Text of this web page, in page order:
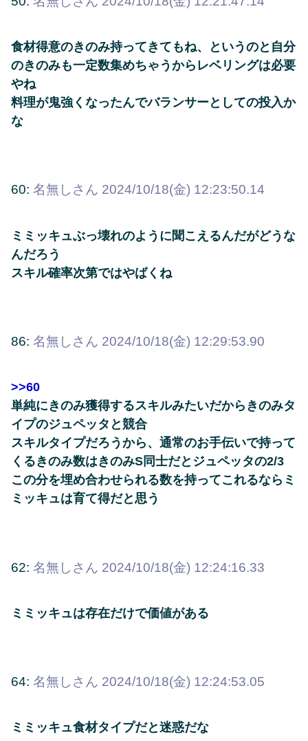
食材得意のきのみ持ってきてもね、というのと自分
のきのみも一定数集めちゃうからレベリングは必要
やね
料理が鬼強くなったんでバランサーとしての投入か
な
60: 名無しさん 2024/10/18(金) 12:23:50.14
ミミッキュぶっ壊れのように聞こえるんだがどうな
んだろう
スキル確率次第ではやばくね
86: 名無しさん 2024/10/18(金) 12:29:53.90
>>60
単純にきのみ獲得するスキルみたいだからきのみタ
イプのジュペッタと競合
スキルタイプだろうから、通常のお手伝いで持って
くるきのみ数はきのみS同士だとジュペッタの2/3
この分を埋め合わせられる数を持ってこれるならミ
ミッキュは育て得だと思う
62: 名無しさん 2024/10/18(金) 12:24:16.33
ミミッキュは存在だけで価値がある
64: 名無しさん 2024/10/18(金) 12:24:53.05
ミミッキュ食材タイプだと迷惑だな